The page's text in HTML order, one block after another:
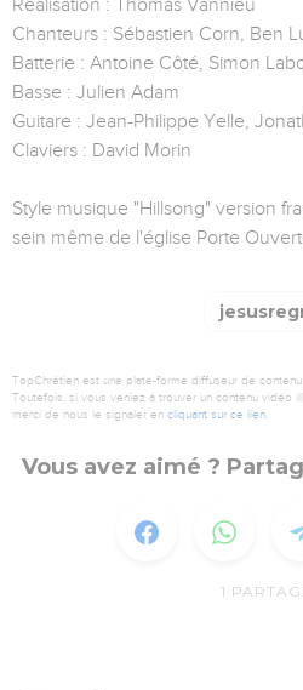
Réalisation : Thomas Vannieu
Chanteurs : Sébastien Corn, Ben
Batterie : Antoine Côté, Simon
Basse : Julien Adam
Guitare : Jean-Philippe Yelle,
Claviers : David Morin
Style musique "Hillsong" version
sein même de l'église Porte
TopChrétien est une plate-forme diffuseur de
Toutefois, si vous veniez à trouver un contenu vidéo
merci de nous le signaler en cliquant sur ce lien.
Vous avez aimé ?
1